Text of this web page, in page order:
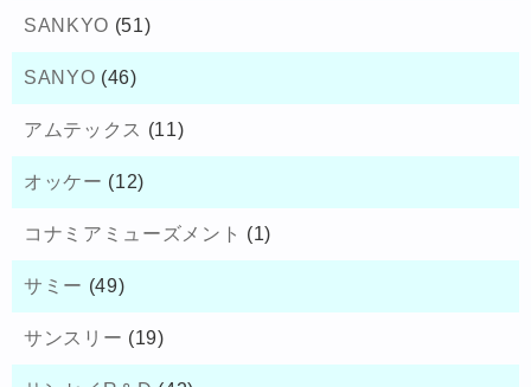
SANKYO (51)
SANYO (46)
アムテックス (11)
オッケー (12)
コナミアミューズメント (1)
サミー (49)
サンスリー (19)